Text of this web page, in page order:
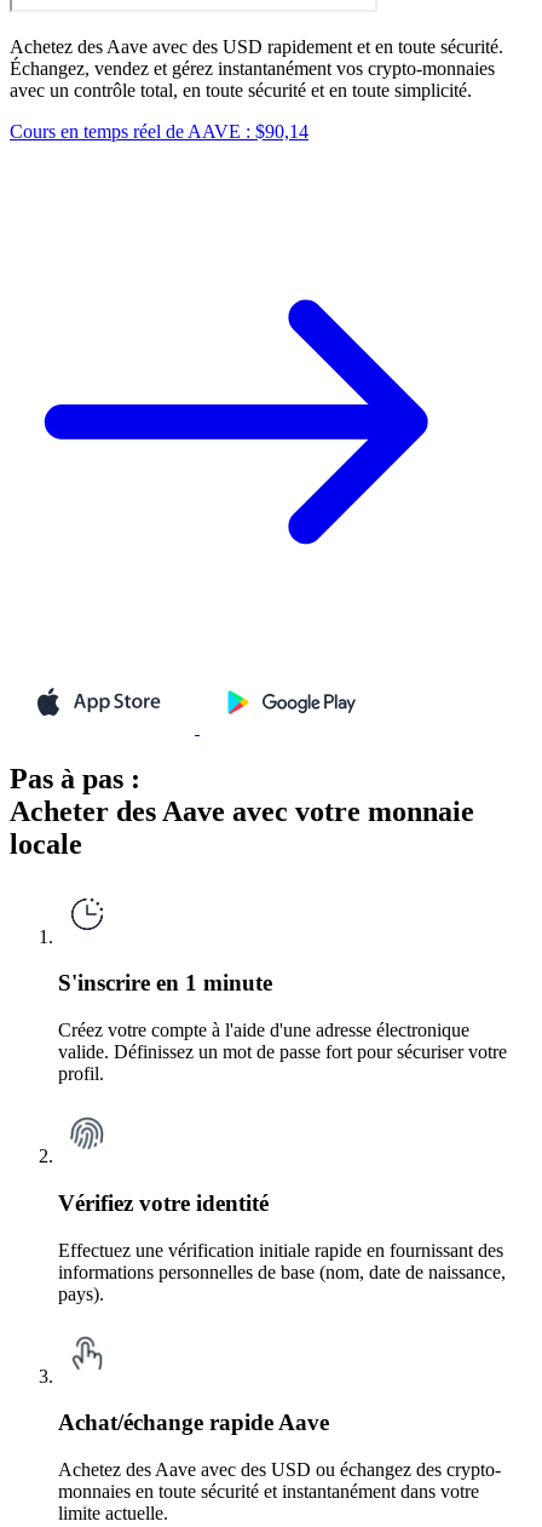
Achetez des Aave avec des USD rapidement et en toute sécurité.
Échangez, vendez et gérez instantanément vos crypto-monnaies
avec un contrôle total, en toute sécurité et en toute simplicité.
Cours en temps réel de AAVE : $90,14
Pas à pas :
Acheter des Aave avec votre monnaie
locale
S'inscrire en 1 minute
Créez votre compte à l'aide d'une adresse électronique
valide. Définissez un mot de passe fort pour sécuriser votre
profil.
Vérifiez votre identité
Effectuez une vérification initiale rapide en fournissant des
informations personnelles de base (nom, date de naissance,
pays).
Achat/échange rapide Aave
Achetez des Aave avec des USD ou échangez des crypto-
monnaies en toute sécurité et instantanément dans votre
limite actuelle.